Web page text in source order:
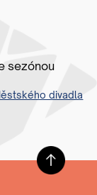
sezónou
divadla